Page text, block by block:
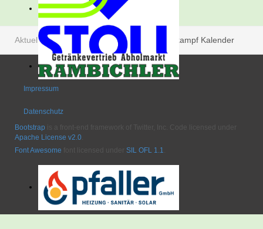
Aktuelle Seite: Startseite Termine Wettkampf Kalender
Impressum
Datenschutz
Bootstrap is a front-end framework of Twitter, Inc. Code licensed under
Apache License v2.0
Font Awesome font licensed under SIL OFL 1.1